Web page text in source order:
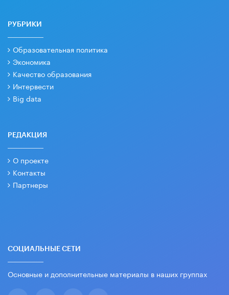
РУБРИКИ
Образовательная политика
Экономика
Качество образования
Интервести
Big data
РЕДАКЦИЯ
О проекте
Контакты
Партнеры
СОЦИАЛЬНЫЕ СЕТИ
Основные и дополнительные материалы в наших группах